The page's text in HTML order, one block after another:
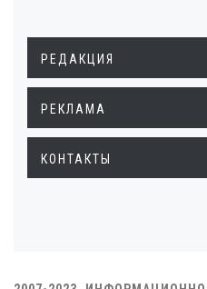
РЕДАКЦИЯ
РЕКЛАМА
КОНТАКТЫ